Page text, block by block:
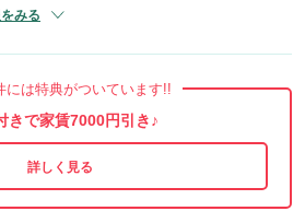
みる
には特典がついています!!
きで家賃7000円引き♪